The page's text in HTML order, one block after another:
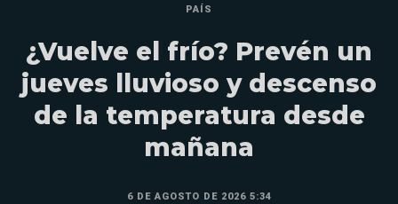
PAÍS
¿Vuelve el frío? Prevén un
jueves lluvioso y descenso
de la temperatura desde
mañana
6 DE AGOSTO DE 2026 5:34